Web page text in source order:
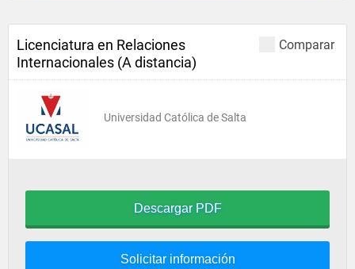
Comparar
Licenciatura en Relaciones
Internacionales (A distancia)
Universidad Católica de Salta
Descargar PDF
Solicitar información